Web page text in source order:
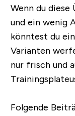
Wenn du diese
und ein wenig
könntest du
Varianten
nur frisch und
Folgende